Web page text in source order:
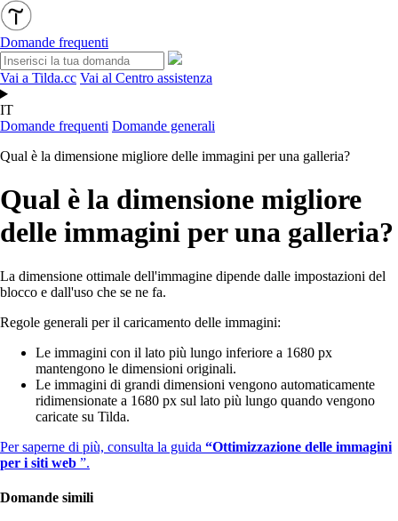
Domande frequenti
Vai a Tilda.cc Vai al Centro assistenza
IT
Domande frequenti Domande generali
Qual è la dimensione migliore delle immagini per una galleria?
Qual è la dimensione migliore
delle immagini per una galleria?
La dimensione ottimale dell'immagine dipende dalle impostazioni del
blocco e dall'uso che se ne fa.
Regole generali per il caricamento delle immagini:
Le immagini con il lato più lungo inferiore a 1680 px
mantengono le dimensioni originali.
Le immagini di grandi dimensioni vengono automaticamente
ridimensionate a 1680 px sul lato più lungo quando vengono
caricate su Tilda.
Per saperne di più, consulta la guida “Ottimizzazione delle immagini
per i siti web ”.
Domande simili